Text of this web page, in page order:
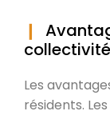
Les
résidents.